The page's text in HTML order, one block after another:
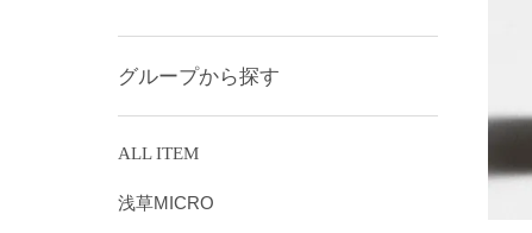
グループから探す
ALL ITEM
浅草MICRO